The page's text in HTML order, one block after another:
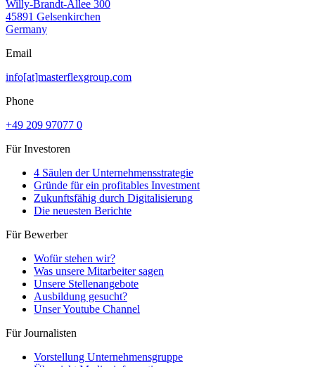
Willy-Brandt-Allee 300
45891 Gelsenkirchen
Germany
Email
info[at]masterflexgroup.com
Phone
+49 209 97077 0
Für Investoren
4 Säulen der Unternehmensstrategie
Gründe für ein profitables Investment
Zukunftsfähig durch Digitalisierung
Die neuesten Berichte
Für Bewerber
Wofür stehen wir?
Was unsere Mitarbeiter sagen
Unsere Stellenangebote
Ausbildung gesucht?
Unser Youtube Channel
Für Journalisten
Vorstellung Unternehmensgruppe